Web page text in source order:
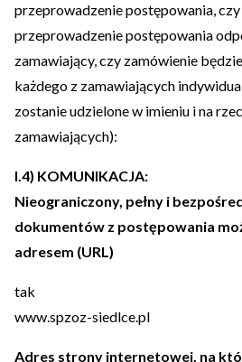
przeprowadzenie postępowania,
przeprowadzenie postępowania
zamawiający, czy zamówienie
każdego z zamawiających
zostanie udzielone w imieniu i na
zamawiających):
I.4) KOMUNIKACJA:
Nieograniczony, pełny i
dokumentów z postępowania
adresem (URL)
tak
www.spzoz-siedlce.pl
Adres strony internetowej, na